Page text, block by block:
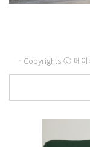
- Copyrights ⓒ 메이